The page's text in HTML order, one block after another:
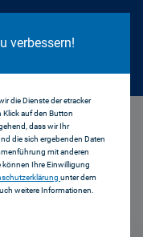
verbessern!
die Dienste der etracker
auf den Button
dass wir Ihr
die sich ergebenden Daten
mit anderen
können Ihre Einwilligung
unter dem
weitere Informationen.